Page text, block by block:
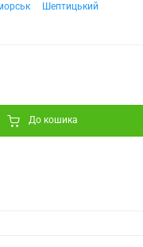
Шептицький
До кошика